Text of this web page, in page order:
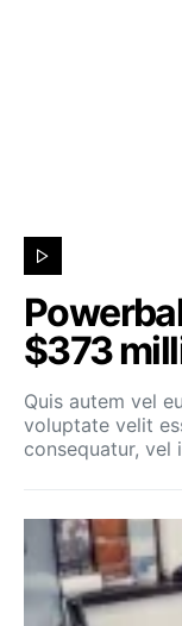
$373
Quis autem vel
voluptate velit
consequatur, vel